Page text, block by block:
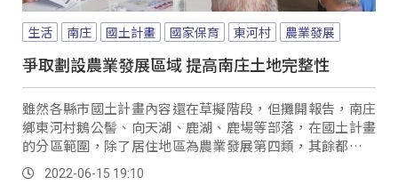
生活 南庄 國土計畫 國家保育 東河村 農業發展
爭取劃設農業發展區域 提高南庄土地完整性
雖然各縣市國土計畫內容還在草擬階段，但攤開報告，南庄
鄉東河村鵝公髻、向天湖、鹿湖、鹿場等部落，在國土計畫
的分區範圍，除了居住地區為農業發展第四類，其餘都是國
家保育第一類，族人擔心是否未來不能再居住，甚至農耕勞
作跟產業發都將受到限制。
2022-06-15 19:10